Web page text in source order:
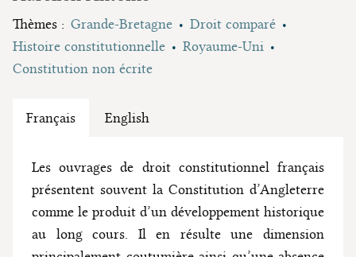
Thèmes : Grande-Bretagne
Droit comparé
Histoire constitutionnelle
Royaume-Uni
Constitution non écrite
Français English
Les ouvrages de droit constitutionnel français
présentent souvent la Constitution d’Angleterre
comme le produit d’un développement historique
au long cours. Il en résulte une dimension